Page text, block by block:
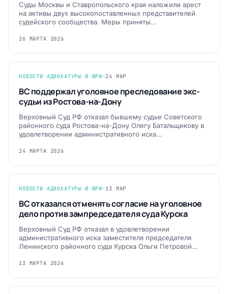
Суды Москвы и Ставропольского края наложили арест
на активы двух высокопоставленных представителей
судейского сообщества. Меры приняты…
26 МАРТА 2026
НОВОСТИ АДВОКАТУРЫ И ЮРИ · 24 МАР
ВС поддержал уголовное преследование экс-
судьи из Ростова-на-Дону
Верховный Суд РФ отказал бывшему судье Советского
районного суда Ростова-на-Дону Олегу Батальщикову в
удовлетворении административного иска…
24 МАРТА 2026
НОВОСТИ АДВОКАТУРЫ И ЮРИ · 13 МАР
ВС отказался отменять согласие на уголовное
дело против зампредседателя суда Курска
Верховный Суд РФ отказал в удовлетворении
административного иска заместителя председателя
Ленинского районного суда Курска Ольги Петровой…
13 МАРТА 2026